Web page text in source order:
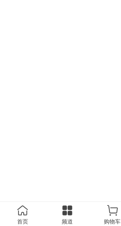
首页 频道 购物车